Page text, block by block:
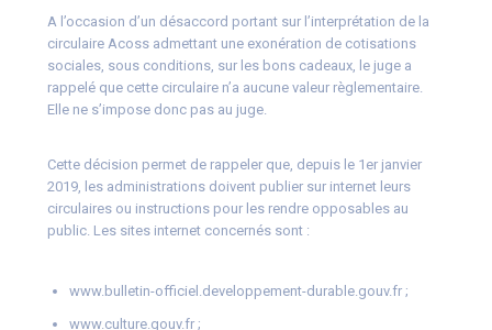
A l’occasion d’un désaccord portant sur l’interprétation de la
circulaire Acoss admettant une exonération de cotisations
sociales, sous conditions, sur les bons cadeaux, le juge a
rappelé que cette circulaire n’a aucune valeur règlementaire.
Elle ne s’impose donc pas au juge.
Cette décision permet de rappeler que, depuis le 1er janvier
2019, les administrations doivent publier sur internet leurs
circulaires ou instructions pour les rendre opposables au
public. Les sites internet concernés sont :
www.bulletin-officiel.developpement-durable.gouv.fr ;
www.culture.gouv.fr ;